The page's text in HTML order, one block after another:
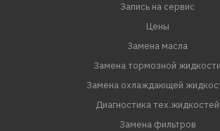
Запись на сервис
Цены
Замена масла
Замена тормозной жидкости
Замена охлаждающей
Диагностика тех.жидкостей
Замена фильтров